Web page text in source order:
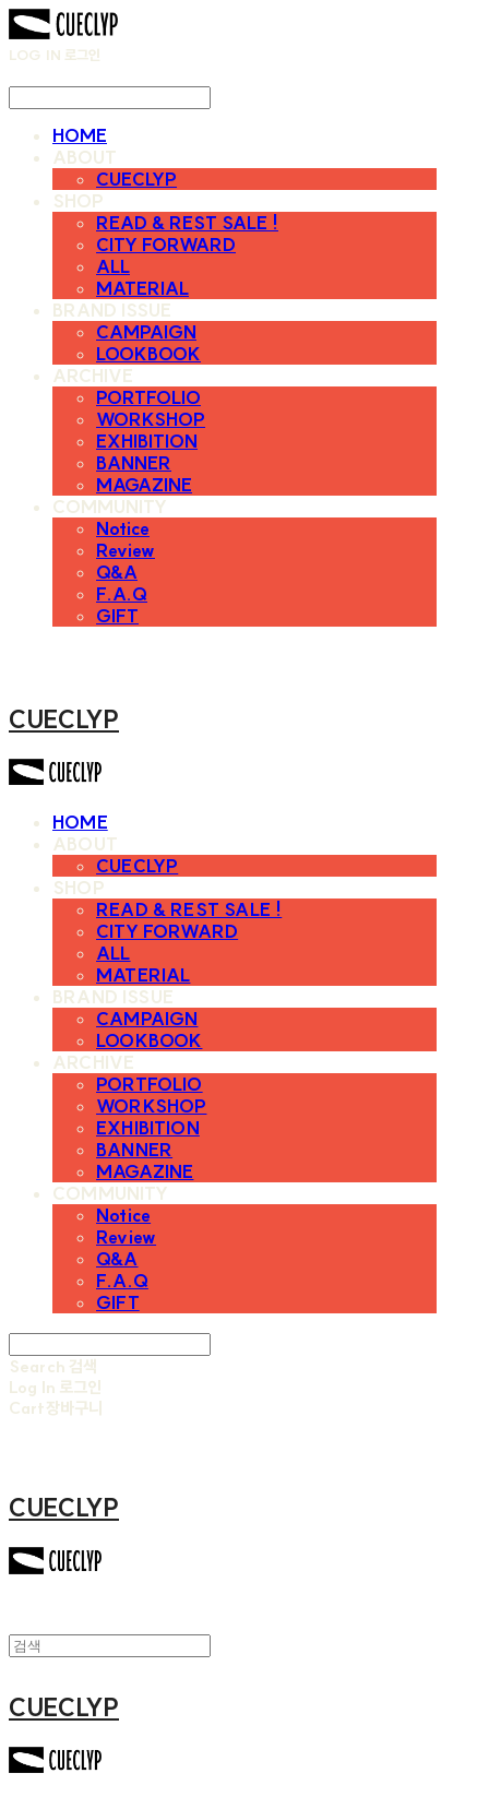
LOG IN 로그인
HOME
ABOUT
CUECLYP
SHOP
READ & REST SALE !
CITY FORWARD
ALL
MATERIAL
BRAND ISSUE
CAMPAIGN
LOOKBOOK
ARCHIVE
PORTFOLIO
WORKSHOP
EXHIBITION
BANNER
MAGAZINE
COMMUNITY
Notice
Review
Q&A
F.A.Q
GIFT
CUECLYP
HOME
ABOUT
CUECLYP
SHOP
READ & REST SALE !
CITY FORWARD
ALL
MATERIAL
BRAND ISSUE
CAMPAIGN
LOOKBOOK
ARCHIVE
PORTFOLIO
WORKSHOP
EXHIBITION
BANNER
MAGAZINE
COMMUNITY
Notice
Review
Q&A
F.A.Q
GIFT
Search 검색
Log In 로그인
Cart장바구니
CUECLYP
CUECLYP